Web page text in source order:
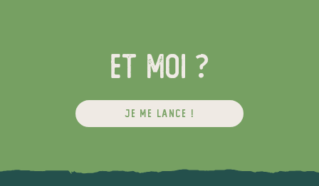
et moi ?
JE ME LANCE !